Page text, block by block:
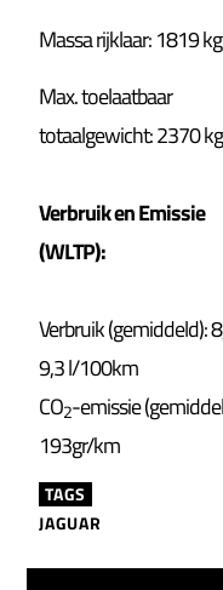
Massa rijklaar: 1819 kg
Max. toelaatbaar
totaalgewicht: 2370 kg
Verbruik en Emissie
(WLTP):
Verbruik (gemiddeld):
9,3 l/100km
CO2-emissie
193gr/km
TAGS
JAGUAR